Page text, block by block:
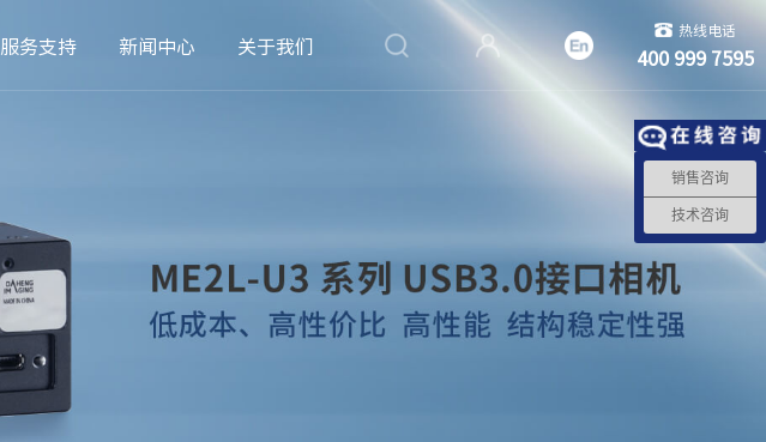
服务支持 新闻中心 关于我们
热线电话
400 999 7595
销售咨询
技术咨询